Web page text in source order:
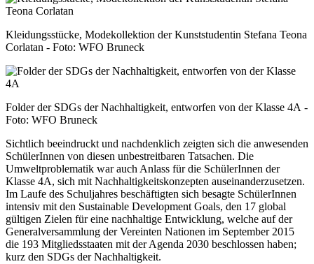
Kleidungsstücke, Modekollektion der Kunststudentin Stefana Teona
Corlatan - Foto: WFO Bruneck
Folder der SDGs der Nachhaltigkeit, entworfen von der Klasse 4A -
Foto: WFO Bruneck
Sichtlich beeindruckt und nachdenklich zeigten sich die anwesenden
SchülerInnen von diesen unbestreitbaren Tatsachen. Die
Umweltproblematik war auch Anlass für die SchülerInnen der
Klasse 4A, sich mit Nachhaltigkeitskonzepten auseinanderzusetzen.
Im Laufe des Schuljahres beschäftigten sich besagte SchülerInnen
intensiv mit den Sustainable Development Goals, den 17 global
gültigen Zielen für eine nachhaltige Entwicklung, welche auf der
Generalversammlung der Vereinten Nationen im September 2015
die 193 Mitgliedsstaaten mit der Agenda 2030 beschlossen haben;
kurz den SDGs der Nachhaltigkeit.